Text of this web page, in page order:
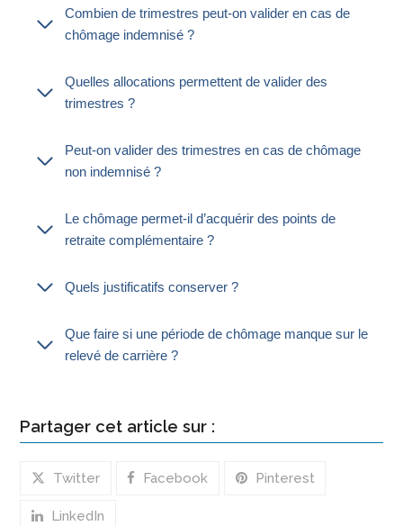
Combien de trimestres peut-on valider en cas de
chômage indemnisé ?
Quelles allocations permettent de valider des
trimestres ?
Peut-on valider des trimestres en cas de chômage
non indemnisé ?
Le chômage permet-il d’acquérir des points de
retraite complémentaire ?
Quels justificatifs conserver ?
Que faire si une période de chômage manque sur le
relevé de carrière ?
Partager cet article sur :
Twitter Facebook Pinterest
LinkedIn